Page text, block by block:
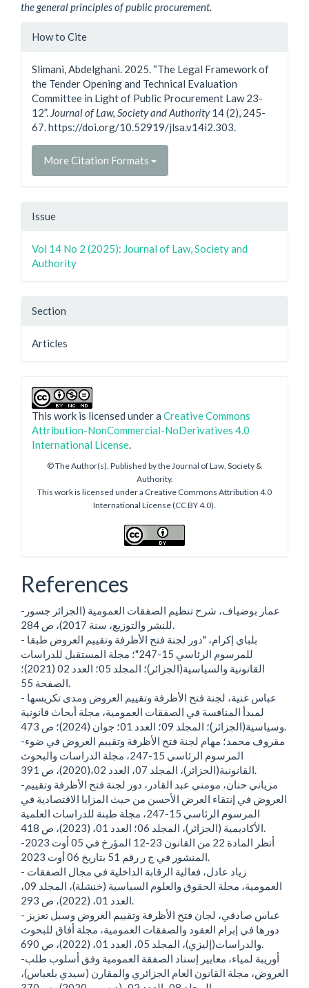
the general principles of public procurement.
Article
How to Cite
Slimani, Abdelghani. 2025. “The Legal Framework of
the Tender Opening and Technical Evaluation
Committee in Light of Public Procurement Law 23-
12”. Journal of Law, Society and Authority14 (2), 245-
67. https://doi.org/10.52919/jlsa.v14i2.303.
More Citation Formats
Issue
Vol 14 No 2 (2025): Journal of Law, Society and
Authority
Section
Articles
This work is licensed under a Creative Commons
Attribution-NonCommercial-NoDerivatives 4.0
International License.
© The Author(s). Published by the Journal of Law, Society &
Authority.
This work is licensed under a Creative Commons Attribution 4.0
International License (CC BY 4.0).
References
-عمار بوضياف، شرح تنظيم الصفقات العمومية (الجزائر جسور
للنشر والتوزيع، سنة 2017)، ص 284.
- بلباي إكرام، "دور لجنة فتح الأظرفة وتقييم العروض طبقا
للمرسوم الرئاسي 15-247"؛ مجلة المستقبل للدراسات
القانونية والسياسية(الجزائر)؛ المجلد 05؛ العدد 02 (2021)؛
الصفحة 55.
- عباس غنية، لجنة فتح الأظرفة وتقييم العروض ومدى تكريسها
لمبدأ المنافسة في الصفقات العمومية، مجلة أبحاث قانونية
وسياسية(الجزائر)؛ المجلد 09؛ العدد 01؛ جوان (2024)؛ ص 473.
-مقروف محمد؛ مهام لجنة فتح الأظرفة وتقييم العروض في ضوء
المرسوم الرئاسي 15-247، مجلة الدراسات والبحوث
القانونية(الجزائر)، المجلد 07، العدد 02،(2020)، ص 391.
-مزياني حنان، مومني عبد القادر، دور لجنة فتح الأظرفة وتقييم
العروض في إنتقاء العرض الأحسن من حيث المزايا الاقتصادية في
المرسوم الرئاسي 15-247، مجلة طبنة للدراسات العلمية
الأكاديمية (الجزائر)، المجلد 06؛ العدد 01، (2023)، ص 418.
-أنظر المادة 22 من القانون 23-12 المؤرخ في 05 أوت 2023
المنشور في ج ر رقم 51 بتاريخ 06 أوت 2023.
- زياد عادل، فعالية الرقابة الداخلية في مجال الصفقات
العمومية، مجلة الحقوق والعلوم السياسية (خنشلة)، المجلد 09،
العدد 01، (2022)، ص 293.
- عباس صادقي، لجان فتح الأظرفة وتقييم العروض وسبل تعزيز
دورها في إبرام العقود والصفقات العمومية، مجلة أفاق للبحوث
والدراسات(إليزي)، المجلد 05، العدد 01، (2022)، ص 690.
-أوريبة لمياء، معايير إسناد الصفقة العمومية وفق أسلوب طلب
العروض، مجلة القانون العام الجزائري والمقارن (سيدي بلعباس)،